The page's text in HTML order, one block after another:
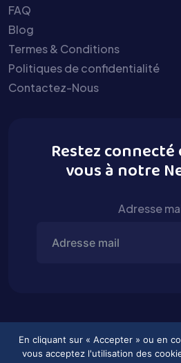
FAQ
Blog
Termes & Conditions
Politiques de confidentialité
Contactez-Nous
Restez
vous à notre
Adresse
En cliquant sur « Accepter » ou en
vous acceptez l'utilisation des